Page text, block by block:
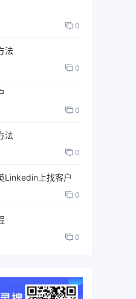
0
法
0
0
法
0
Linkedin上找客户
0
0